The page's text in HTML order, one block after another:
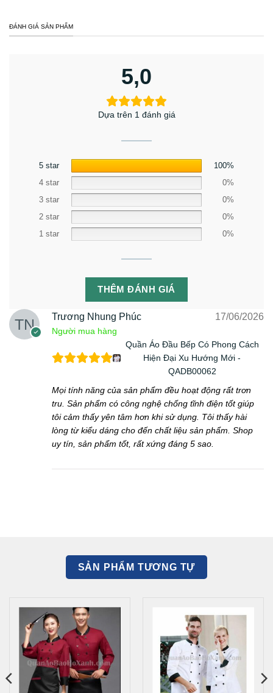
ĐÁNH GIÁ SẢN PHẨM
5,0
Dựa trên 1 đánh giá
5 star
100%
4 star
0%
3 star
0%
2 star
0%
1 star
0%
THÊM ĐÁNH GIÁ
Trương Nhung Phúc
Người mua hàng
17/06/2026
Quần Áo Đầu Bếp Có Phong Cách
Hiện Đại Xu Hướng Mới -
QADB00062
Mọi tính năng của sản phẩm đều hoạt động rất trơn
tru. Sản phẩm có công nghệ chống tĩnh điện tốt giúp
tôi cảm thấy yên tâm hơn khi sử dụng. Tôi thấy hài
lòng từ kiểu dáng cho đến chất liệu sản phẩm. Shop
uy tín, sản phẩm tốt, rất xứng đáng 5 sao.
SẢN PHẨM TƯƠNG TỰ